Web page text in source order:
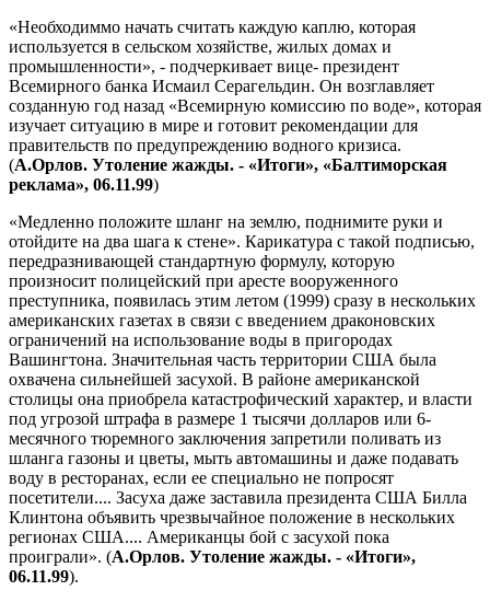
«Необходиммо начать считать каждую каплю, которая
используется в сельском хозяйстве, жилых домах и
промышленности», - подчеркивает вице- президент
Всемирного банка Исмаил Серагельдин. Он возглавляет
созданную год назад «Всемирную комиссию по воде», которая
изучает ситуацию в мире и готовит рекомендации для
правительств по предупреждению водного кризиса.
(А.Орлов. Утоление жажды. - «Итоги», «Балтиморская
реклама», 06.11.99)
«Медленно положите шланг на землю, поднимите руки и
отойдите на два шага к стене». Карикатура с такой подписью,
передразнивающей стандартную формулу, которую
произносит полицейский при аресте вооруженного
преступника, появилась этим летом (1999) сразу в нескольких
американских газетах в связи с введением драконовских
ограничений на использование воды в пригородах
Вашингтона. Значительная часть территории США была
охвачена сильнейшей засухой. В районе американской
столицы она приобрела катастрофический характер, и власти
под угрозой штрафа в размере 1 тысячи долларов или 6-
месячного тюремного заключения запретили поливать из
шланга газоны и цветы, мыть автомашины и даже подавать
воду в ресторанах, если ее специально не попросят
посетители.... Засуха даже заставила президента США Билла
Клинтона объявить чрезвычайное положение в нескольких
регионах США.... Американцы бой с засухой пока
проиграли». (А.Орлов. Утоление жажды. - «Итоги»,
06.11.99).